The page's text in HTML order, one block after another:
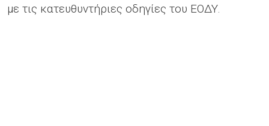
με τις κατευθυντήριες οδηγίες του ΕΟΔΥ.